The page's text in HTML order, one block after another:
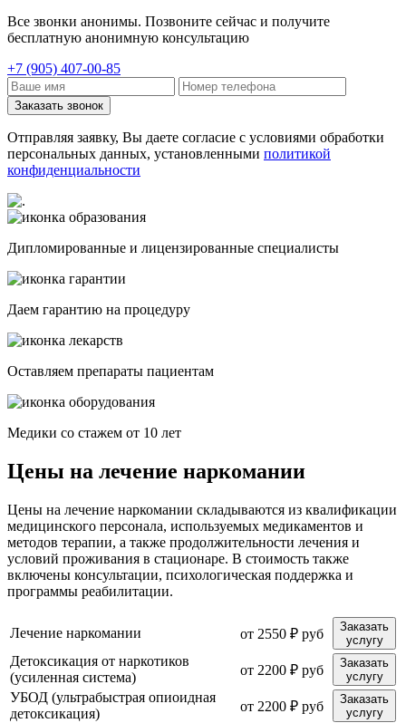
Все звонки анонимы. Позвоните сейчас и получите
бесплатную анонимную консультацию
+7 (905) 407-00-85
Заказать звонок
Отправляя заявку, Вы даете согласие с условиями обработки
персональных данных, установленными политикой
конфиденциальности
Дипломированные и лицензированные специалисты
Даем гарантию на процедуру
Оставляем препараты пациентам
Медики со стажем от 10 лет
Цены на лечение наркомании
Цены на лечение наркомании складываются из квалификации
медицинского персонала, используемых медикаментов и
методов терапии, а также продолжительности лечения и
условий проживания в стационаре. В стоимость также
включены консультации, психологическая поддержка и
программы реабилитации.
Лечение наркомании от 2550 ₽ руб
Заказать
услугу
Детоксикация от наркотиков
(усиленная система)
от 2200 ₽ руб
Заказать
услугу
УБОД (ультрабыстрая опиоидная
детоксикация)
от 2200 ₽ руб
Заказать
услугу